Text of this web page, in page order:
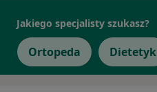
Jakiego specjalisty szukasz?
Ortopeda Dietetyk